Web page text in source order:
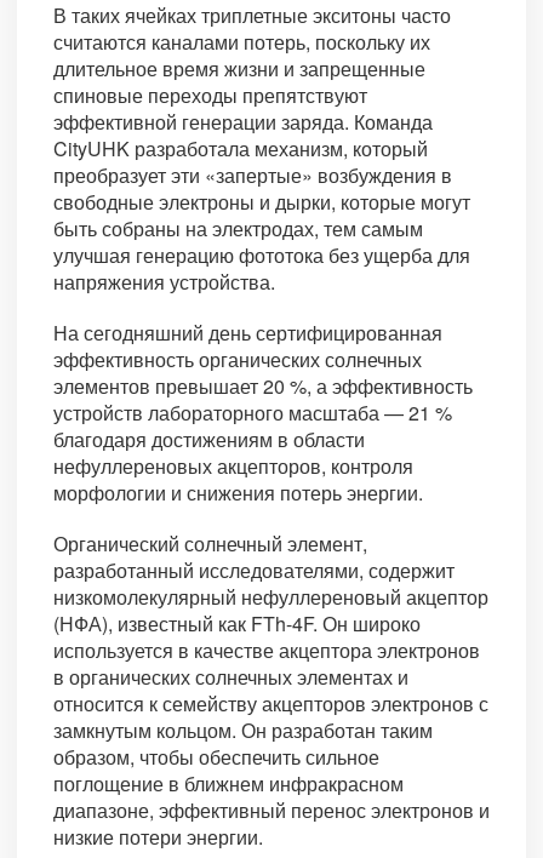
В таких ячейках триплетные экситоны часто
считаются каналами потерь, поскольку их
длительное время жизни и запрещенные
спиновые переходы препятствуют
эффективной генерации заряда. Команда
CityUHK разработала механизм, который
преобразует эти «запертые» возбуждения в
свободные электроны и дырки, которые могут
быть собраны на электродах, тем самым
улучшая генерацию фототока без ущерба для
напряжения устройства.
На сегодняшний день сертифицированная
эффективность органических солнечных
элементов превышает 20 %, а эффективность
устройств лабораторного масштаба — 21 %
благодаря достижениям в области
нефуллереновых акцепторов, контроля
морфологии и снижения потерь энергии.
Органический солнечный элемент,
разработанный исследователями, содержит
низкомолекулярный нефуллереновый акцептор
(НФА), известный как FTh-4F. Он широко
используется в качестве акцептора электронов
в органических солнечных элементах и
относится к семейству акцепторов электронов с
замкнутым кольцом. Он разработан таким
образом, чтобы обеспечить сильное
поглощение в ближнем инфракрасном
диапазоне, эффективный перенос электронов и
низкие потери энергии.